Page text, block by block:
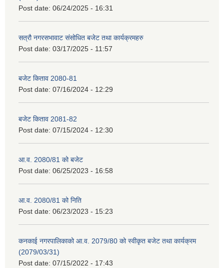
Post date: 06/24/2025 - 16:31
सत्रौ नगरसभावाट संसोधित बजेट तथा कार्यक्रमहरु
Post date: 03/17/2025 - 11:57
बजेट किताव 2080-81
Post date: 07/16/2024 - 12:29
बजेट किताव 2081-82
Post date: 07/15/2024 - 12:30
आ.व. 2080/81 को बजेट
Post date: 06/25/2023 - 16:58
आ.व. 2080/81 को निति
Post date: 06/23/2023 - 15:23
कनकाई नगरपालिकाको आ.व. 2079/80 को स्वीकृत बजेट तथा कार्यक्रम
(2079/03/31)
Post date: 07/15/2022 - 17:43